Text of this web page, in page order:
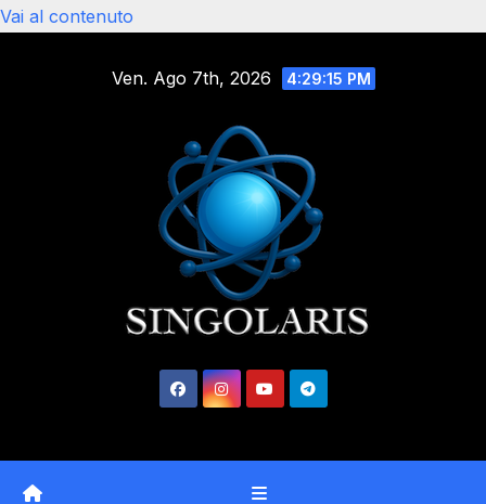
Vai al contenuto
Ven. Ago 7th, 2026 4:29:16 PM